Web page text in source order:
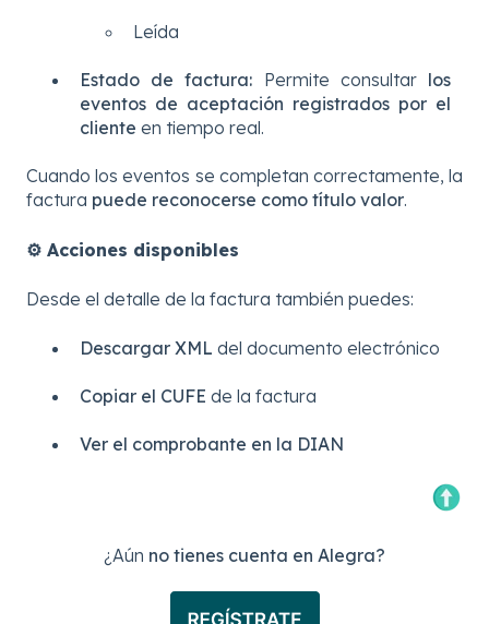
Leída
Estado de factura: Permite consultar los
eventos de aceptación registrados por el
cliente en tiempo real.
Cuando los eventos se completan correctamente, la
factura puede reconocerse como título valor.
⚙️ Acciones disponibles
Desde el detalle de la factura también puedes:
Descargar XML del documento electrónico
Copiar el CUFE de la factura
Ver el comprobante en la DIAN
¿Aún no tienes cuenta en Alegra?